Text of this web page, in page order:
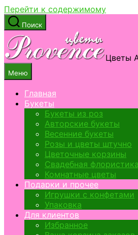
Перейти к содержимому
Поиск
Цветы
Меню
Главная
Букеты
Букеты из роз
Авторские букеты
Весенние букеты
Розы и цветы штучно
Цветочные корзины
Свадебная флористика
Комнатные цветы
Подарки и прочее
Игрушки с конфетами
Упаковка
Для клиентов
Избранное